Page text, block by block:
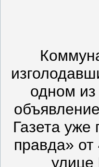
одном
Газета
правда»
улице